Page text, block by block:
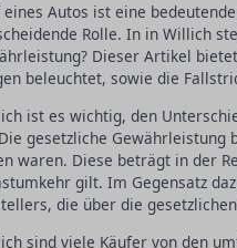
eines Autos ist eine
Rolle. In in Willich
Dieser Artikel
beleuchtet, sowie die
ist es wichtig, den
gesetzliche
waren. Diese beträgt in der
gilt. Im Gegensatz
die über die
sind viele Käufer von den